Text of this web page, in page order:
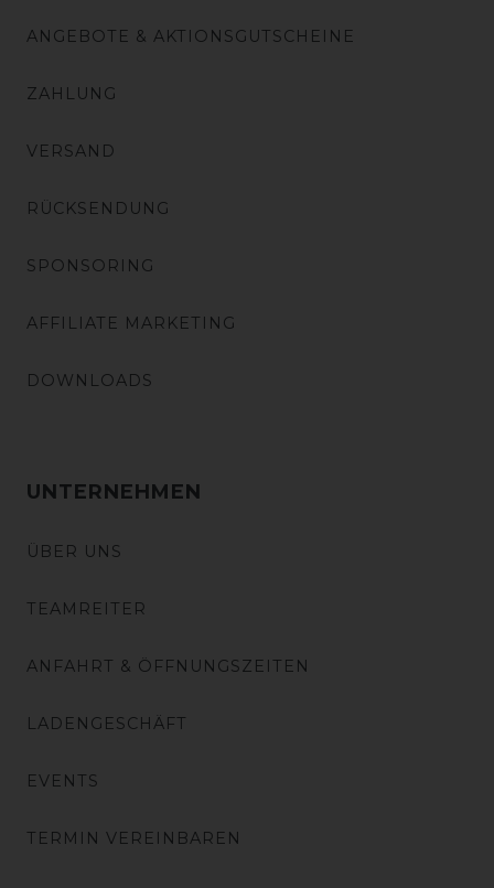
ANGEBOTE & AKTIONSGUTSCHEINE
ZAHLUNG
VERSAND
RÜCKSENDUNG
SPONSORING
AFFILIATE MARKETING
DOWNLOADS
UNTERNEHMEN
ÜBER UNS
TEAMREITER
ANFAHRT & ÖFFNUNGSZEITEN
LADENGESCHÄFT
EVENTS
TERMIN VEREINBAREN